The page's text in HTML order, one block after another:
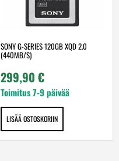
SONY G-SERIES 120GB XQD 2.0
(440MB/S)
299,90 €
Toimitus 7-9 päivää
LISÄÄ OSTOSKORIIN